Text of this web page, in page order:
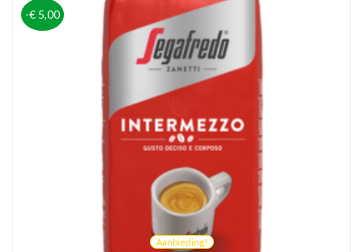
-€ 5,00
Aanbieding!